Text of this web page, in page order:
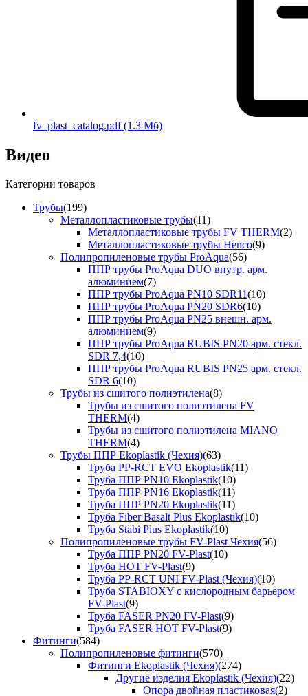
fv_plast_catalog.pdf(1.3 Мб)
Видео
Категории товаров
Трубы(199)
Металлопластиковые трубы(11)
Металлопластиковые трубы FV THERM(2)
Металлопластиковые трубы Henco(9)
Полипропиленовые трубы ProAqua(56)
ППР трубы ProAqua DUO внутр. арм.
алюминием(7)
ППР трубы ProAqua PN10 SDR11(10)
ППР трубы ProAqua PN20 SDR6(10)
ППР трубы ProAqua PN25 внешн. арм.
алюминием(9)
ППР трубы ProAqua RUBIS PN20 арм. стекл.
SDR 7,4(10)
ППР трубы ProAqua RUBIS PN25 арм. стекл.
SDR 6(10)
Трубы из сшитого полиэтилена(8)
Трубы из сшитого полиэтилена FV
THERM(4)
Трубы из сшитого полиэтилена MIANO
THERM(4)
Трубы ППР Ekoplastik (Чехия)(63)
Труба PP-RCT EVO Ekoplastik(11)
Труба ППР PN10 Ekoplastik(10)
Труба ППР PN16 Ekoplastik(11)
Труба ППР PN20 Ekoplastik(11)
Труба Fiber Basalt Plus Ekoplastik(10)
Труба Stabi Plus Ekoplastik(10)
Полипропиленовые трубы FV-Plast Чехия(56)
Труба ППР PN20 FV-Plast(10)
Труба HOT FV-Plast(9)
Труба PP-RCT UNI FV-Plast (Чехия)(10)
Труба STABIOXY с кислородным барьером
FV-Plast(9)
Труба FASER PN20 FV-Plast(9)
Труба FASER HOT FV-Plast(9)
Фитинги(584)
Полипропиленовые фитинги(570)
Фитинги Ekoplastik (Чехия)(274)
Другие изделия Ekoplastik (Чехия)(22)
Опора двойная пластиковая(2)